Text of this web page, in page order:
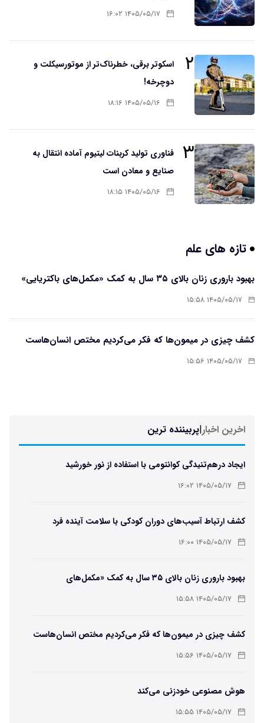
۱۴۰۵/۰۵/۱۷ ۱۶:۰۲
۲
اسکوتر برقی، خطرناک‌تر از موتورسیکلت و
دوچرخه!
۱۴۰۵/۰۵/۱۶ ۱۸:۱۶
۳
فناوری تولید کربنات لیتیوم آماده انتقال به
صنایع و معادن است
۱۴۰۵/۰۵/۱۶ ۱۸:۱۵
تازه های علم
بهبود باروری زنان بالای ۳۵ سال به کمک «مکمل‌های باکتریایی»
۱۴۰۵/۰۵/۱۷ ۱۵:۵۸
کشف چیزی در میمون‌ها که فکر می‌کردیم مختص انسان‌هاست
۱۴۰۵/۰۵/۱۷ ۱۵:۵۶
اخرین اخبار|پربیننده ترین
ایجاد درهم‌تنیدگی کوانتومی با استفاده از نور خورشید
۱۴۰۵/۰۵/۱۷ ۱۶:۰۲
کشف ارتباط آسیب‌های دوران کودکی با سلامت آینده فرد
۱۴۰۵/۰۵/۱۷ ۱۶:۰۰
بهبود باروری زنان بالای ۳۵ سال به کمک «مکمل‌های
باکتریایی»
۱۴۰۵/۰۵/۱۷ ۱۵:۵۸
کشف چیزی در میمون‌ها که فکر می‌کردیم مختص انسان‌هاست
۱۴۰۵/۰۵/۱۷ ۱۵:۵۶
هوش مصنوعی خودزنی می‌کند
۱۴۰۵/۰۵/۱۷ ۱۵:۵۵